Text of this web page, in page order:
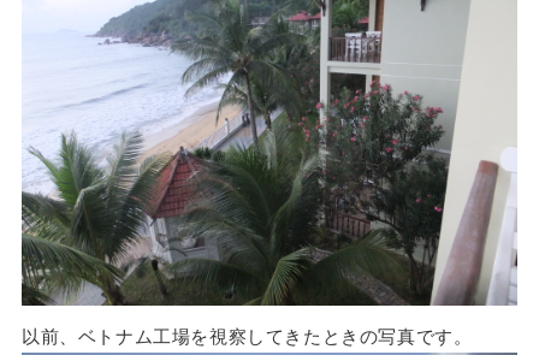
以前、ベトナム工場を視察してきたときの写真です。